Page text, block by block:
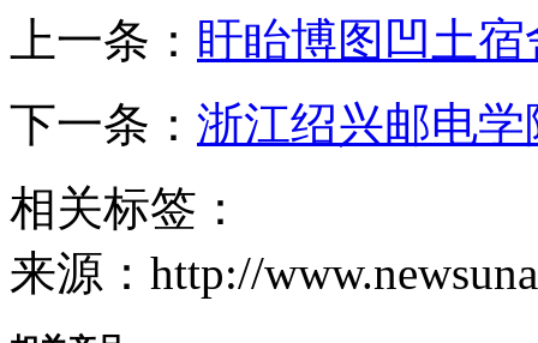
上一条： 盱眙博图凹土
下一条： 浙江绍兴邮电
相关标签：
来源：http://